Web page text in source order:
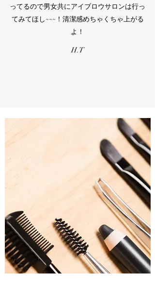
ってるので男女共にアイブロウサロンは行っ
てみてほし~~~！清潔感めちゃくちゃ上がる
よ！⁡
H.T​